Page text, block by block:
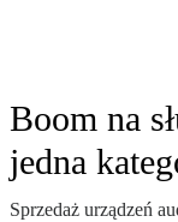
Boom na
jedna
Sprzedaż urządzeń